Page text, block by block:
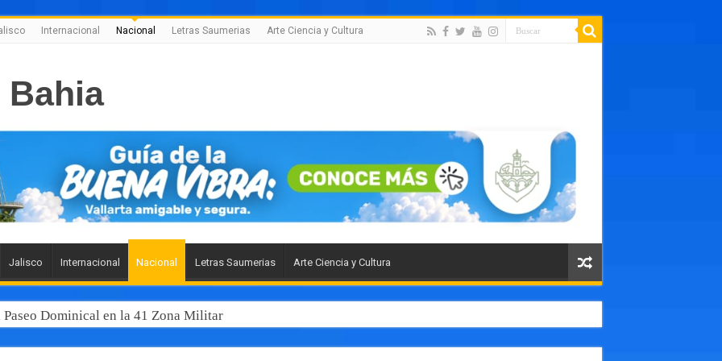
Internacional Nacional Letras Saumerias Arte Ciencia y Cultura
Jalisco Internacional Nacional Letras Saumerias Arte Ciencia y Cultura
Dominical en la 41 Zona Militar
junto al gobernador Pablo Lemus, la modernización del transporte público como un paso histórico para Puerto Vallarta